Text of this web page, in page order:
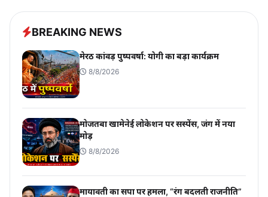
BREAKING NEWS
मेरठ कांवड़ पुष्पवर्षा: योगी का बड़ा कार्यक्रम
8/8/2026
मोजतबा खामेनेई लोकेशन पर सस्पेंस, जंग में नया
मोड़
8/8/2026
मायावती का सपा पर हमला, “रंग बदलती राजनीति”